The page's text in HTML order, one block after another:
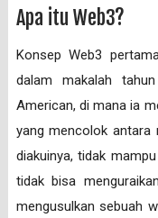
Apa itu Web3?
Konsep Web3
dalam makalah
American, di mana ia
yang mencolok antara
diakuinya, tidak
tidak bisa
mengusulkan sebuah